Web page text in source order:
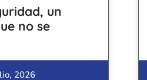
un
no se
2026